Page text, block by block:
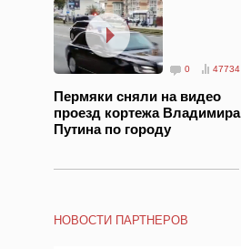
0 47734
Пермяки сняли на видео
проезд кортежа Владимира
Путина по городу
НОВОСТИ ПАРТНЕРОВ